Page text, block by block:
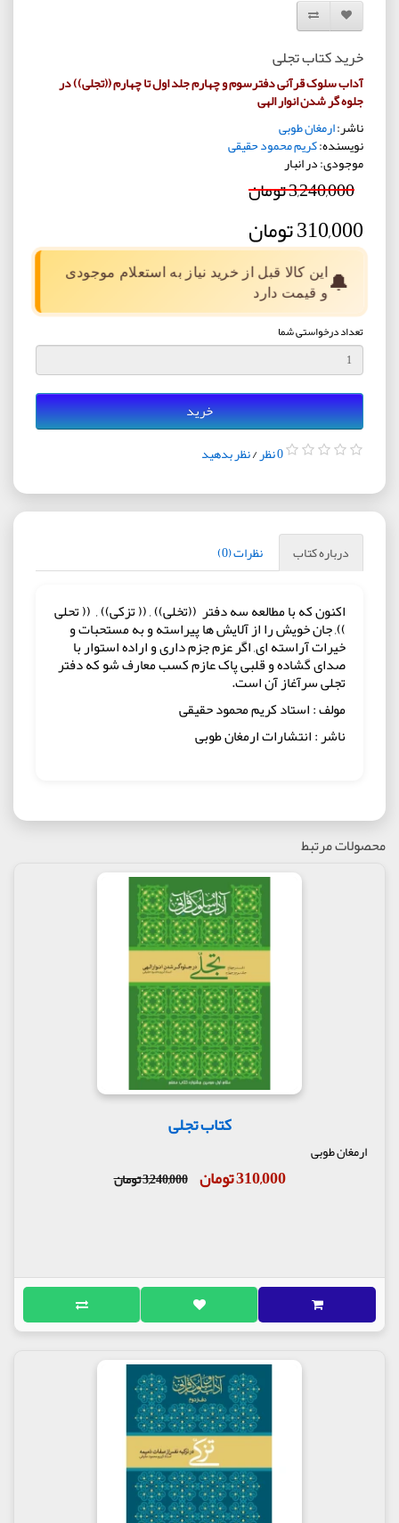
افزودن به لیست دلخواه
مقایسه این محصول
خرید کتاب تجلی
آداب سلوک قرآنی دفترسوم و چهارم جلد اول تا چهارم ((تجلی)) در
جلوه گر شدن انوار الهی
ناشر:ارمغان طوبی
نویسنده:کریم محمود حقیقی
موجودی: در انبار
3,240,000 تومان
310,000 تومان
🔔این کالا قبل از خرید نیاز به استعلام موجودی
و قیمت دارد
تعداد درخواستی شما
خرید
0 نظر /نظر بدهید
درباره کتاب نظرات (0)
اکنون که با مطالعه سه دفتر ((تخلی)) , (( تزکی)) , (( تحلی
)), جان خویش را از آلایش ها پیراسته و به مستحبات و
خیرات آراسته ای, اگر عزم جزم داری و اراده استوار با
صدای گشاده و قلبی پاک عازم کسب معارف شو که دفتر
تجلی سرآغاز آن است.
مولف : استاد کریم محمود حقیقی
ناشر : انتشارات ارمغان طوبی
محصولات مرتبط
کتاب تجلی
ارمغان طوبی
310,000 تومان 3,240,000 تومان